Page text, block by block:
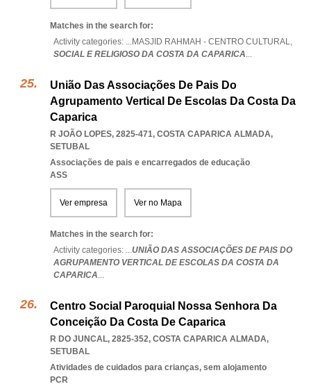
Matches in the search for:
Activity categories: ...MASJID RAHMAH - CENTRO CULTURAL,
SOCIAL E RELIGIOSO DA COSTA DA CAPARICA...
União Das Associações De Pais Do
Agrupamento Vertical De Escolas Da Costa Da
Caparica
R JOÃO LOPES, 2825-471, COSTA CAPARICA ALMADA,
SETUBAL
Associações de pais e encarregados de educação
ASS
Ver empresa Ver no Mapa
Matches in the search for:
Activity categories: ...UNIÃO DAS ASSOCIAÇÕES DE PAIS DO
AGRUPAMENTO VERTICAL DE ESCOLAS DA COSTA DA
CAPARICA...
Centro Social Paroquial Nossa Senhora Da
Conceição Da Costa De Caparica
R DO JUNCAL, 2825-352, COSTA CAPARICA ALMADA,
SETUBAL
Atividades de cuidados para crianças, sem alojamento
PCR